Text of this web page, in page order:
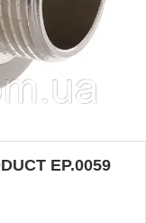
EP.0059